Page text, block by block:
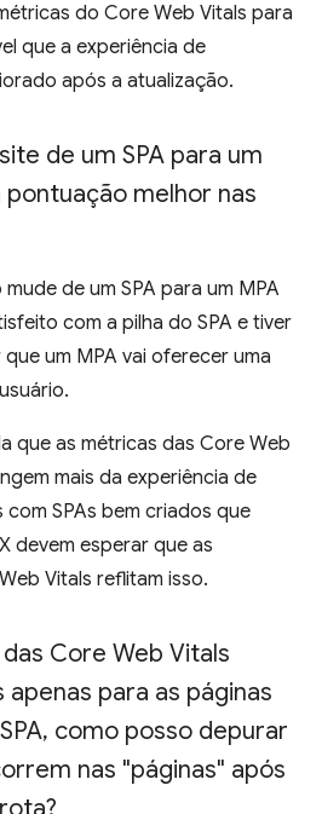
do Core Web Vitals para
que a experiência de
após a atualização.
de um SPA para um
melhor nas
de um SPA para um MPA
com a pilha do SPA e tiver
um MPA vai oferecer uma
que as métricas das Core Web
mais da experiência de
SPAs bem criados que
devem esperar que as
Vitals reflitam isso.
Core Web Vitals
para as páginas
, como posso depurar
nas "páginas" após